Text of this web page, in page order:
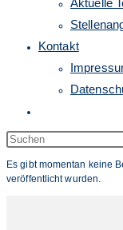
Aktuelle
Kontakt
Suche
Diese
durchsuchen
Es gibt momentan keine
veröffentlicht wurden.